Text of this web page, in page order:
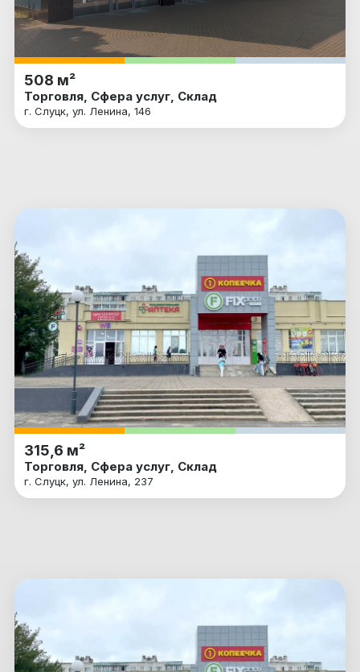
508 м²
Торговля, Сфера услуг, Склад
г. Слуцк, ул. Ленина, 146
315,6 м²
Торговля, Сфера услуг, Склад
г. Слуцк, ул. Ленина, 237